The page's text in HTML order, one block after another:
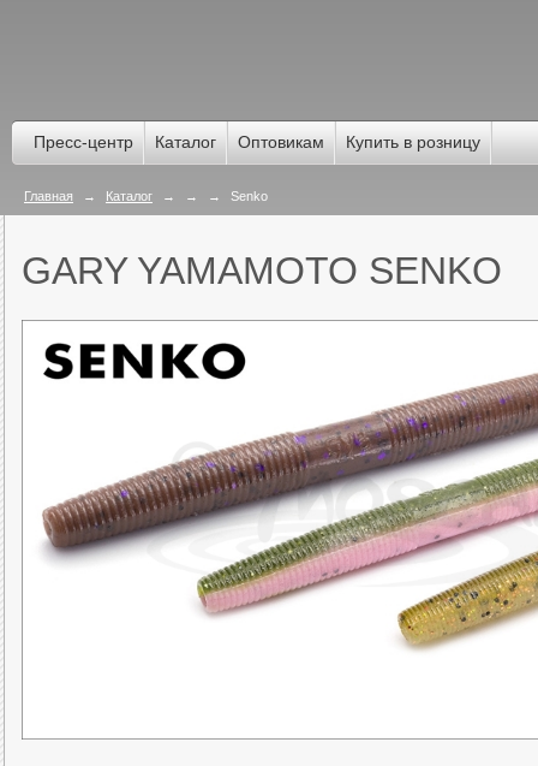
Пресс-центр Каталог Оптовикам Купить в розницу
Главная → Каталог → → → Senko
GARY YAMAMOTO SENKO